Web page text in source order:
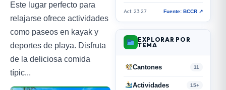
Este lugar perfecto para
relajarse ofrece actividades
como paseos en kayak y
deportes de playa. Disfruta
de la deliciosa comida
típic...
Act. 23:27 Fuente: BCCR ↗
EXPLORAR POR
TEMA
Cantones 11
Actividades 15+